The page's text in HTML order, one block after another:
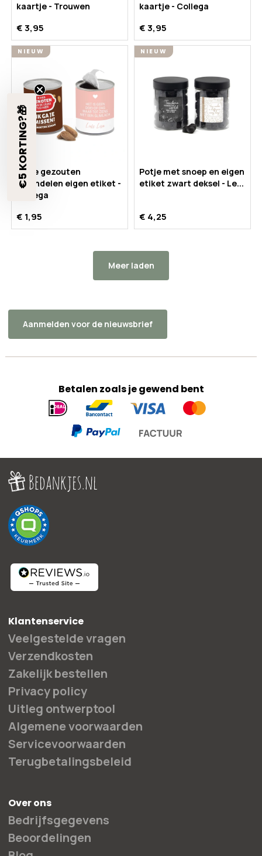
kaartje - Trouwen
€ 3,95
kaartje - Collega
€ 3,95
NIEUW
Blikje gezouten
amandelen eigen etiket -
Collega
€ 1,95
NIEUW
Potje met snoep en eigen
etiket zwart deksel - Le...
€ 4,25
Meer laden
Betalen zoals je gewend bent
Geaccepteerde
betaalmethoden
Aanmelden voor de nieuwsbrief
Klantenservice
Veelgestelde vragen
Verzendkosten
Zakelijk bestellen
Privacy policy
Uitleg ontwerptool
Algemene voorwaarden
Servicevoorwaarden
Terugbetalingsbeleid
Over ons
Bedrijfsgegevens
Beoordelingen
€5 KORTING?🎁